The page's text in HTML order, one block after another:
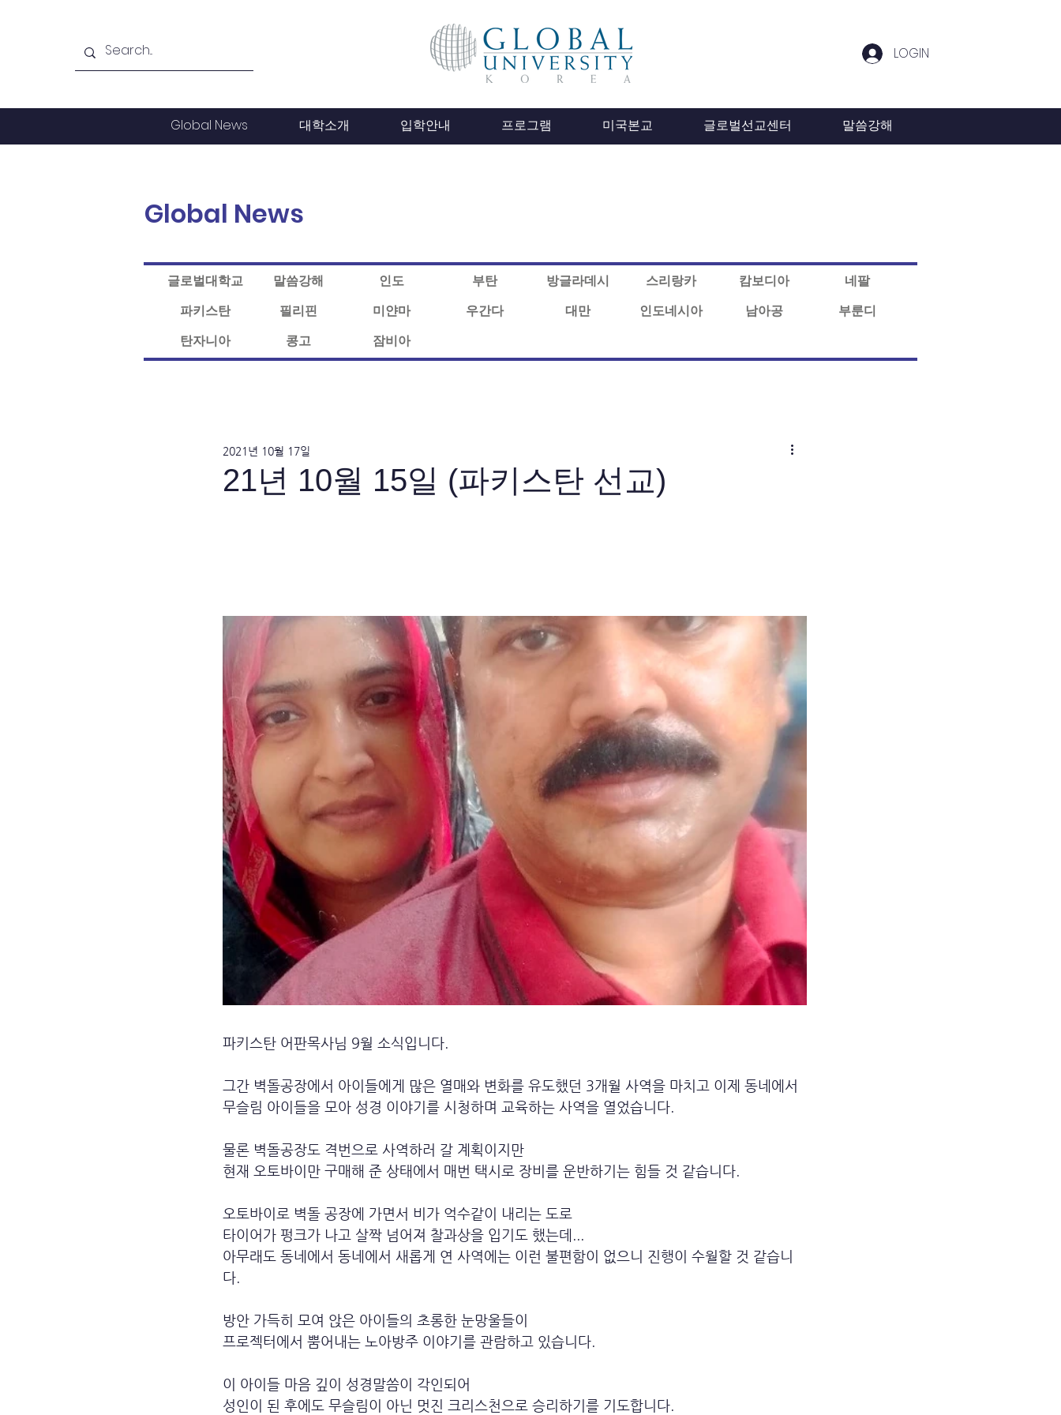
LOGIN
Global News 대학소개 입학안내 프로그램 미국본교 글로벌선교센터 말씀강해
Global News
글로벌대학교 말씀강해 인도 부탄 방글라데시 스리랑카 캄보디아 네팔
파키스탄 필리핀 미얀마 우간다 대만 인도네시아 남아공 부룬디
탄자니아 콩고 잠비아
21년 10월 15일 (파키스탄 선교)
2021년 10월 17일
파키스탄 어판목사님 9월 소식입니다.
그간 벽돌공장에서 아이들에게 많은 열매와 변화를 유도했던 3개월 사역을 마치고 이제 동네에서
무슬림 아이들을 모아 성경 이야기를 시청하며 교육하는 사역을 열었습니다.
물론 벽돌공장도 격번으로 사역하러 갈 계획이지만
현재 오토바이만 구매해 준 상태에서 매번 택시로 장비를 운반하기는 힘들 것 같습니다.
오토바이로 벽돌 공장에 가면서 비가 억수같이 내리는 도로
타이어가 펑크가 나고 살짝 넘어져 찰과상을 입기도 했는데...
아무래도 동네에서 동네에서 새롭게 연 사역에는 이런 불편함이 없으니 진행이 수월할 것 같습니
다.
방안 가득히 모여 앉은 아이들의 초롱한 눈망울들이
프로젝터에서 뿜어내는 노아방주 이야기를 관람하고 있습니다.
이 아이들 마음 깊이 성경말씀이 각인되어
성인이 된 후에도 무슬림이 아닌 멋진 크리스천으로 승리하기를 기도합니다.